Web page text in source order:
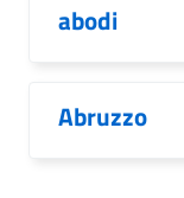
abodi
Abruzzo